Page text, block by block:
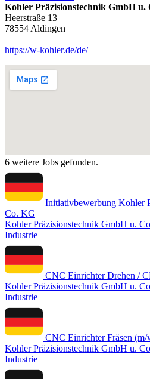
Kohler Präzisionstechnik GmbH u.
Heerstraße 13
78554 Aldingen
https://w-kohler.de/de/
6 weitere Jobs gefunden.
Initiativbewerbung Kohler
Co. KG
Kohler Präzisionstechnik GmbH u.
Industrie
CNC Einrichter Drehen /
Kohler Präzisionstechnik GmbH u.
Industrie
CNC Einrichter Fräsen (m/
Kohler Präzisionstechnik GmbH u.
Industrie